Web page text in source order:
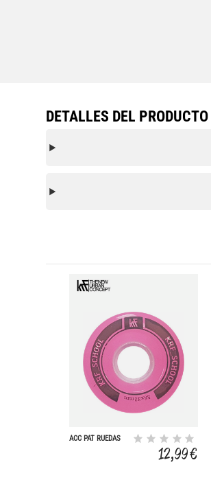
DETALLES DEL PRODUCTO
ACC PAT RUEDAS
12,99 €